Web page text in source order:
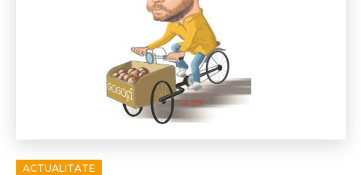
ACTUALITATE